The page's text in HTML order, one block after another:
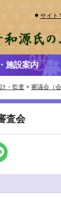
サイト
施設案内
・監査 > 審議会（
査会